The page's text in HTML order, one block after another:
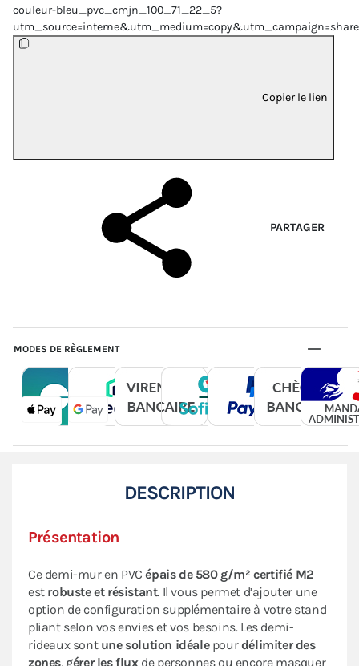
couleur-bleu_pvc_cmjn_100_71_22_5?
Copier le lien
PARTAGER
MODES DE RÈGLEMENT
DESCRIPTION
Présentation
Ce demi-mur en PVCépais de 580 g/m² certifié M2
est robuste et résistant. Il vous permet d’ajouter une
option de configuration supplémentaire à votre stand
pliant selon vos envies et vos besoins. Les demi-
rideaux sont une solution idéalepourdélimiter des
zones, gérer les fluxde personnes ou encore masquer